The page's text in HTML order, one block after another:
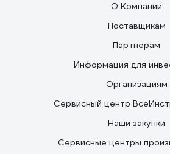
О Компании
Поставщикам
Партнерам
Информация для
Организациям
Сервисный центр
Наши закупки
Сервисные центры